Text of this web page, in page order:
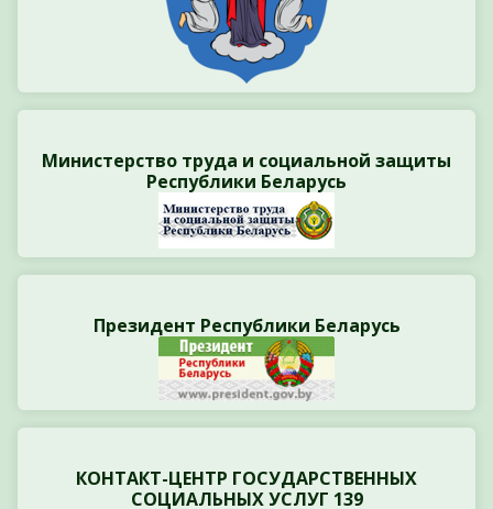
Министерство труда и социальной защиты
Республики Беларусь
Президент Республики Беларусь
КОНТАКТ-ЦЕНТР ГОСУДАРСТВЕННЫХ
СОЦИАЛЬНЫХ УСЛУГ 139